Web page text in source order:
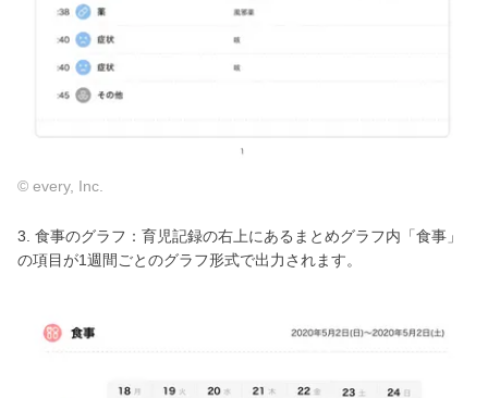
© every, Inc.
3. 食事のグラフ：育児記録の右上にあるまとめグラフ内「食事」
の項目が1週間ごとのグラフ形式で出力されます。